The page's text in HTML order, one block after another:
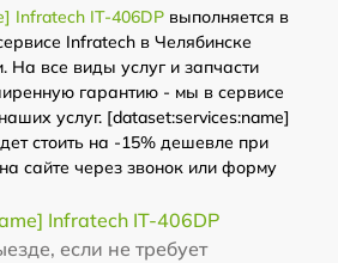
Infratech IT-406DP выполняется в
Infratech в Челябинске
На все виды услуг и запчасти
гарантию - мы в сервисе
услуг. [dataset:services:name]
стоить на -15% дешевле при
сайте через звонок или форму
Infratech IT-406DP
если не требует